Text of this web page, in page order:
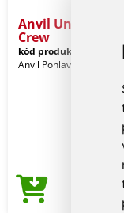
Anvil Unisex
Crew
kód produktu:
Anvil Pohlavie: Unisex